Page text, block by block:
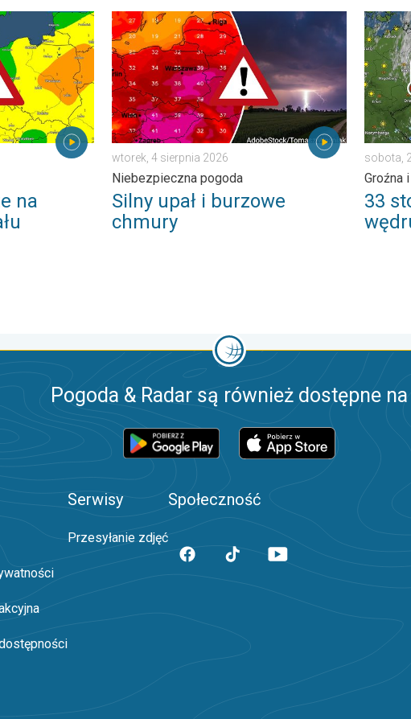
upału. Ostrzeżenie pogodowe. . . czwartek, 6 sierpnia 2026
na
Silny upał i burzowe chmury. Niebezpieczna
wtorek, 4 sierpnia 2026
Niebezpieczna pogoda
Silny upał i burzowe
chmury
33
sobota,
Groźna
33
Pogoda & Radar są również dostępne na
Serwisy
Przesyłanie zdjęć
Społeczność